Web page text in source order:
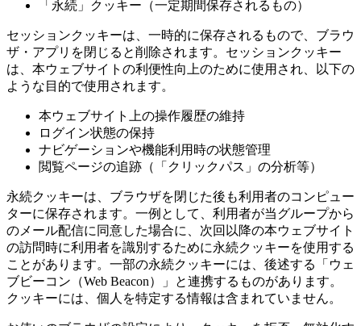
「永続」クッキー（一定期間保存されるもの）
セッションクッキーは、一時的に保存されるもので、ブラウ
ザ・アプリを閉じると削除されます。セッションクッキー
は、本ウェブサイトの利便性向上のために使用され、以下の
ような目的で使用されます。
本ウェブサイト上の操作履歴の維持
ログイン状態の保持
ナビゲーションや機能利用時の状態管理
閲覧ページの追跡（「クリックパス」の分析等）
永続クッキーは、ブラウザを閉じた後も利用者のコンピュー
ターに保存されます。一例として、利用者が当グループから
のメール配信に同意した場合に、次回以降の本ウェブサイト
の訪問時に利用者を識別するために永続クッキーを使用する
ことがあります。一部の永続クッキーには、後述する「ウェ
ブビーコン（Web Beacon）」と連携するものがあります。
クッキーには、個人を特定する情報は含まれていません。